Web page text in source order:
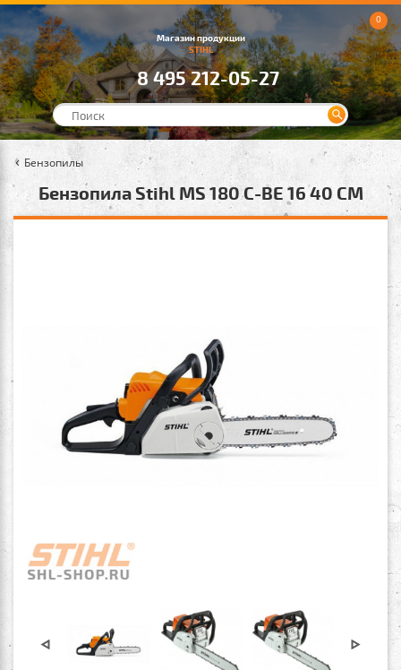
Магазин продукции
STIHL
8 495 212-05-27
0
Бензопилы
Бензопила Stihl MS 180 C-BE 16 40 СМ